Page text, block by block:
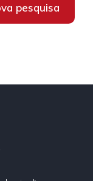
pesquisa